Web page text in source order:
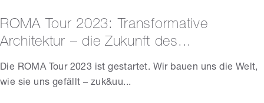
ROMA Tour 2023: Transformative
Architektur – die Zukunft des...
Die ROMA Tour 2023 ist gestartet. Wir bauen uns die Welt,
wie sie uns gefällt – zuk&uu...